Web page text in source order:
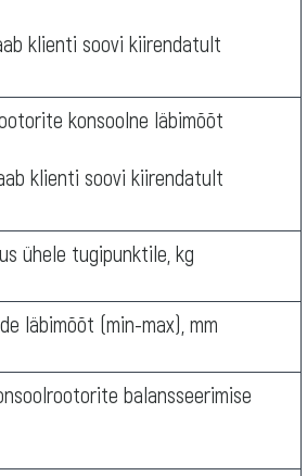
klienti soovi kiirendatult
konsoolne läbimõõt
klienti soovi kiirendatult
ühele tugipunktile, kg
läbimõõt (min-max), mm
balansseerimise